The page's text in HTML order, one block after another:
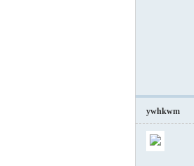
ywhkwm